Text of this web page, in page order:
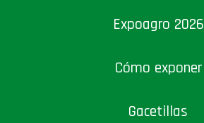
Expoagro 2026
Cómo exponer
Gacetillas